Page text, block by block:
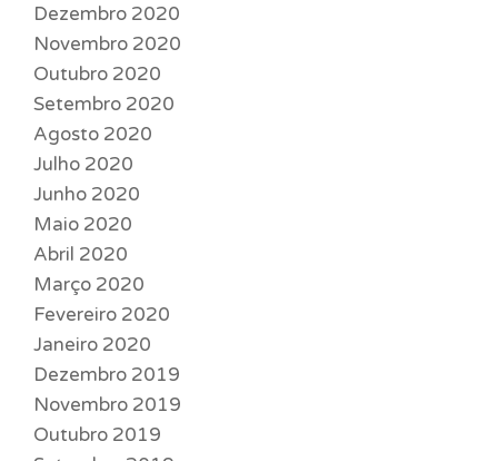
Dezembro 2020
Novembro 2020
Outubro 2020
Setembro 2020
Agosto 2020
Julho 2020
Junho 2020
Maio 2020
Abril 2020
Março 2020
Fevereiro 2020
Janeiro 2020
Dezembro 2019
Novembro 2019
Outubro 2019